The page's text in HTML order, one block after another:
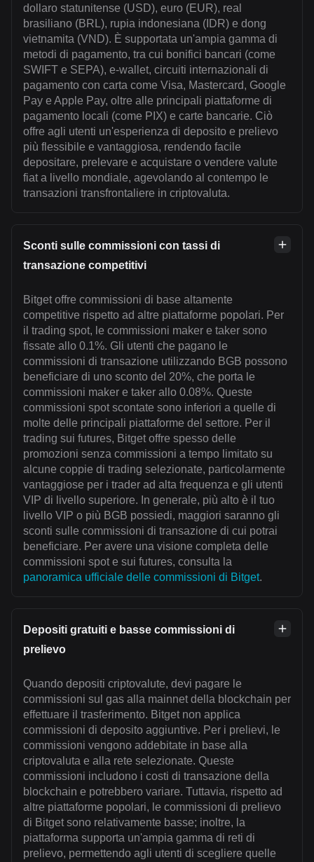
dollaro statunitense (USD), euro (EUR), real
brasiliano (BRL), rupia indonesiana (IDR) e dong
vietnamita (VND). È supportata un'ampia gamma di
metodi di pagamento, tra cui bonifici bancari (come
SWIFT e SEPA), e-wallet, circuiti internazionali di
pagamento con carta come Visa, Mastercard, Google
Pay e Apple Pay, oltre alle principali piattaforme di
pagamento locali (come PIX) e carte bancarie. Ciò
offre agli utenti un'esperienza di deposito e prelievo
più flessibile e vantaggiosa, rendendo facile
depositare, prelevare e acquistare o vendere valute
fiat a livello mondiale, agevolando al contempo le
transazioni transfrontaliere in criptovaluta.
Sconti sulle commissioni con tassi di
transazione competitivi
Bitget offre commissioni di base altamente
competitive rispetto ad altre piattaforme popolari. Per
il trading spot, le commissioni maker e taker sono
fissate allo 0.1%. Gli utenti che pagano le
commissioni di transazione utilizzando BGB possono
beneficiare di uno sconto del 20%, che porta le
commissioni maker e taker allo 0.08%. Queste
commissioni spot scontate sono inferiori a quelle di
molte delle principali piattaforme del settore. Per il
trading sui futures, Bitget offre spesso delle
promozioni senza commissioni a tempo limitato su
alcune coppie di trading selezionate, particolarmente
vantaggiose per i trader ad alta frequenza e gli utenti
VIP di livello superiore. In generale, più alto è il tuo
livello VIP o più BGB possiedi, maggiori saranno gli
sconti sulle commissioni di transazione di cui potrai
beneficiare. Per avere una visione completa delle
commissioni spot e sui futures, consulta la
panoramica ufficiale delle commissioni di Bitget.
Depositi gratuiti e basse commissioni di
prelievo
Quando depositi criptovalute, devi pagare le
commissioni sul gas alla mainnet della blockchain per
effettuare il trasferimento. Bitget non applica
commissioni di deposito aggiuntive. Per i prelievi, le
commissioni vengono addebitate in base alla
criptovaluta e alla rete selezionate. Queste
commissioni includono i costi di transazione della
blockchain e potrebbero variare. Tuttavia, rispetto ad
altre piattaforme popolari, le commissioni di prelievo
di Bitget sono relativamente basse; inoltre, la
piattaforma supporta un'ampia gamma di reti di
prelievo, permettendo agli utenti di scegliere quelle